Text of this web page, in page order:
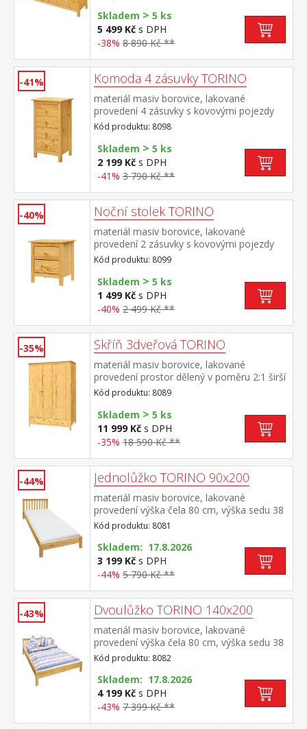
Skladem > 5 ks
5 499 Kč s DPH
-38% 8 890 Kč **
-41% Komoda 4 zásuvky TORINO
materiál masiv borovice, lakované
provedení 4 zásuvky s kovovými pojezdy
Kód produktu: 8098
Skladem > 5 ks
2 199 Kč s DPH
-41% 3 790 Kč **
-40% Noční stolek TORINO
materiál masiv borovice, lakované
provedení 2 zásuvky s kovovými pojezdy
Kód produktu: 8099
Skladem > 5 ks
1 499 Kč s DPH
-40% 2 499 Kč **
-35% Skříň 3dveřová TORINO
materiál masiv borovice, lakované
provedení prostor dělený v poměru 2:1 širší
část šatní tyč a police, užší část 3 police ve
spodní části 2 zásuvky s kovovými
pojezdy doporučený nástavec 8189
Kód produktu: 8089
Skladem > 5 ks
11 999 Kč s DPH
-35% 18 590 Kč **
-44% Jednolůžko TORINO 90x200
materiál masiv borovice, lakované
provedení výška čela 80 cm, výška sedu 38
cm, cena bez roštu a matrace minimální
doporučená výška matrace 15 cm
doporučený rozměr matrace 90 × 200 cm a
rošt R1 doporučená nosnost do 120 kg
Kód produktu: 8081
Skladem: 17.8.2026
3 199 Kč s DPH
-44% 5 790 Kč **
-43% Dvoulůžko TORINO 140x200
materiál masiv borovice, lakované
provedení výška čela 80 cm, výška sedu 38
cm, cena bez roštu a matrace minimální
doporučená výška matrace 15 cm
doporučený rozměr matrace 140 × 200 cm
a rošt R3 doporučená nosnost do 120 kg
na každé polovině postele
Kód produktu: 8082
Skladem: 17.8.2026
4 199 Kč s DPH
-43% 7 399 Kč **